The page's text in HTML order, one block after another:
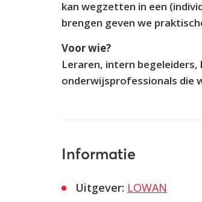
kan wegzetten in een
brengen geven we
Voor wie?
Leraren, intern
onderwijsprofessionals die
Informatie
Uitgever: LOWAN